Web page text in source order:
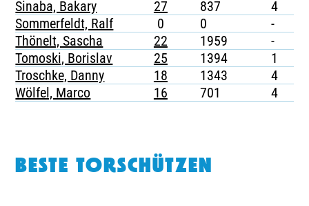
Sinaba, Bakary
27 837 4
Sommerfeldt, Ralf
0 0 -
Thönelt, Sascha
22 1959 -
Tomoski, Borislav
25 1394 1
Troschke, Danny
18 1343 4
Wölfel, Marco
16 701 4
BESTE TORSCHÜTZEN